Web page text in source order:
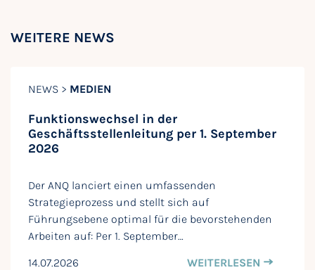
WEITERE NEWS
NEWS > MEDIEN
Funktionswechsel in der
Geschäftsstellenleitung per 1. September
2026
Der ANQ lanciert einen umfassenden
Strategieprozess und stellt sich auf
Führungsebene optimal für die bevorstehenden
Arbeiten auf: Per 1. September…
14.07.2026
WEITERLESEN